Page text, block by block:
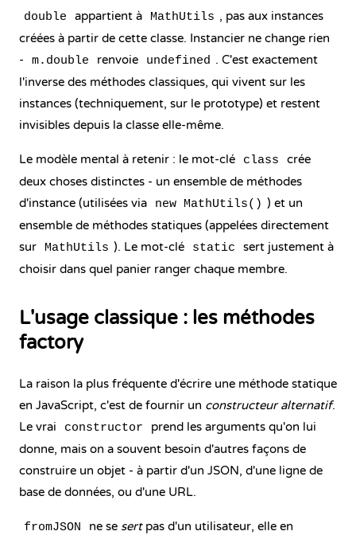
double appartient à MathUtils , pas aux instances
créées à partir de cette classe. Instancier ne change rien
-
m.double renvoie undefined . C'est exactement
l'inverse des méthodes classiques, qui vivent sur les
instances (techniquement, sur le prototype) et restent
invisibles depuis la classe elle-même.
Le modèle mental à retenir : le mot-clé class
crée
deux choses distinctes - un ensemble de méthodes
d'instance (utilisées via
new MathUtils() ) et un
ensemble de méthodes statiques (appelées directement
sur
MathUtils ). Le mot-clé static
sert justement à
choisir dans quel panier ranger chaque membre.
L'usage classique : les méthodes
factory
La raison la plus fréquente d'écrire une méthode statique
en JavaScript, c'est de fournir un constructeur alternatif.
Le vrai
constructor
prend les arguments qu'on lui
donne, mais on a souvent besoin d'autres façons de
construire un objet - à partir d'un JSON, d'une ligne de
base de données, ou d'une URL.
fromJSON ne se sertpas d'un utilisateur, elle en